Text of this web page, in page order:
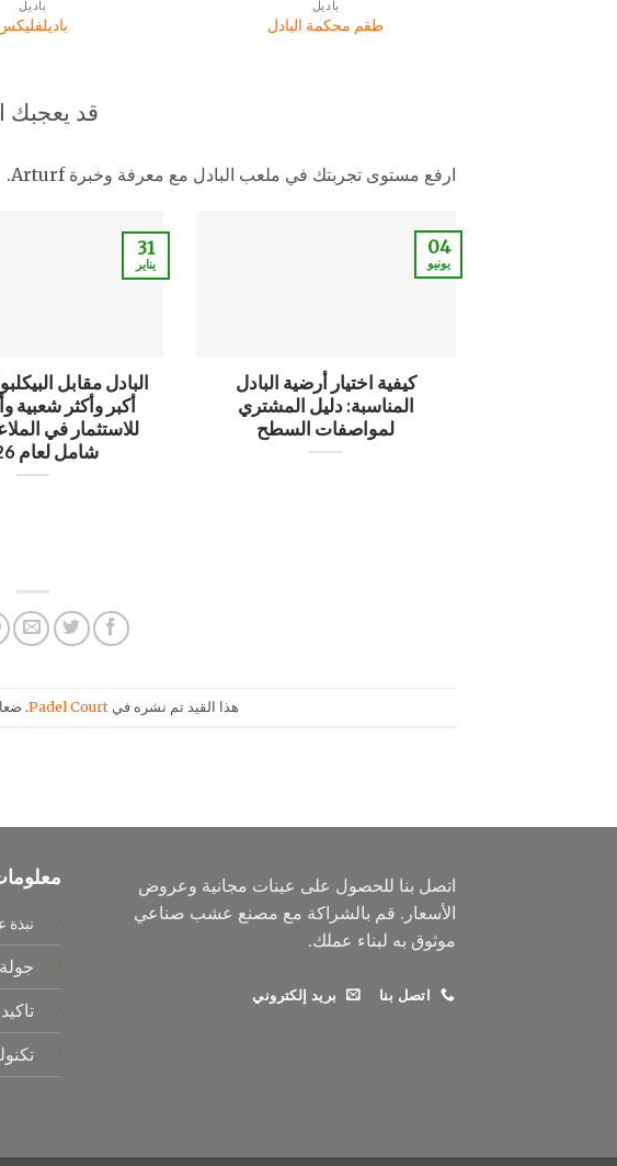
باديل
طقم محكمة البادل
باديل
قد يعجبك
ارفع مستوى تجربتك في ملعب البادل مع معرفة وخبرة Arturf.
كيفية اختيار أرضية البادل
المناسبة: دليل المشتري
لمواصفات السطح
04
يونيو
البادل مقابل
أكبر وأكثر شعبية
للاستثمار في
شامل لعام 2026)
31
يناير
هذا القيد تم نشره في Padel Court
.
اتصل بنا للحصول على عينات مجانية وعروض
الأسعار. قم بالشراكة مع مصنع عشب صناعي
موثوق به لبناء عملك.
اتصل بنا بريد إلكتروني